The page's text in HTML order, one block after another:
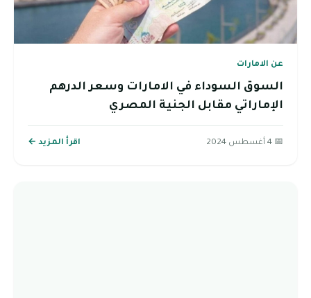
عن الامارات
السوق السوداء في الامارات وسعر الدرهم
الإماراتي مقابل الجنية المصري
📅 4 أغسطس 2024 اقرأ المزيد ←